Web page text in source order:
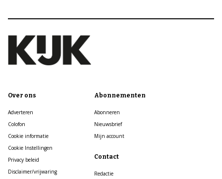
Over ons
Adverteren
Colofon
Cookie informatie
Cookie Instellingen
Privacy beleid
Disclaimer/vrijwaring
Abonnementen
Abonneren
Nieuwsbrief
Mijn account
Contact
Redactie